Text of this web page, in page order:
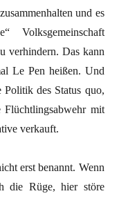
und es
Volksgemeinschaft
verhindern. Das kann
Le Pen heißen. Und
des Status quo,
mit
verkauft.
erst benannt. Wenn
die Rüge, hier störe